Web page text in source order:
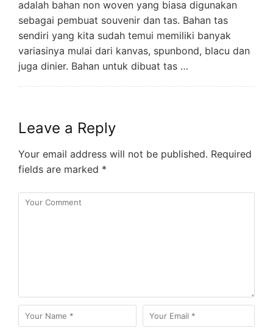
adalah bahan non woven yang biasa digunakan
sebagai pembuat souvenir dan tas. Bahan tas
sendiri yang kita sudah temui memiliki banyak
variasinya mulai dari kanvas, spunbond, blacu dan
juga dinier. Bahan untuk dibuat tas …
Leave a Reply
Your email address will not be published. Required
fields are marked *